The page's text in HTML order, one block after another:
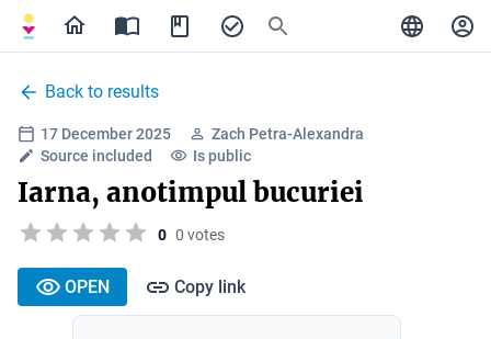
Back to results
17 December 2025
Zach Petra-Alexandra
Source included
Is public
Iarna, anotimpul bucuriei
0 0 votes
OPEN Copy link